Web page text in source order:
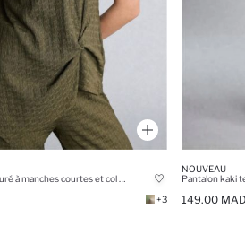
+3
NOUVEAU
149.00 MAD